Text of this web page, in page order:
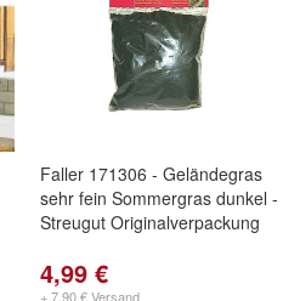
Faller 171306 - Geländegras
sehr fein Sommergras dunkel -
Streugut Originalverpackung
4,99 €
+ 7,90 € Versand